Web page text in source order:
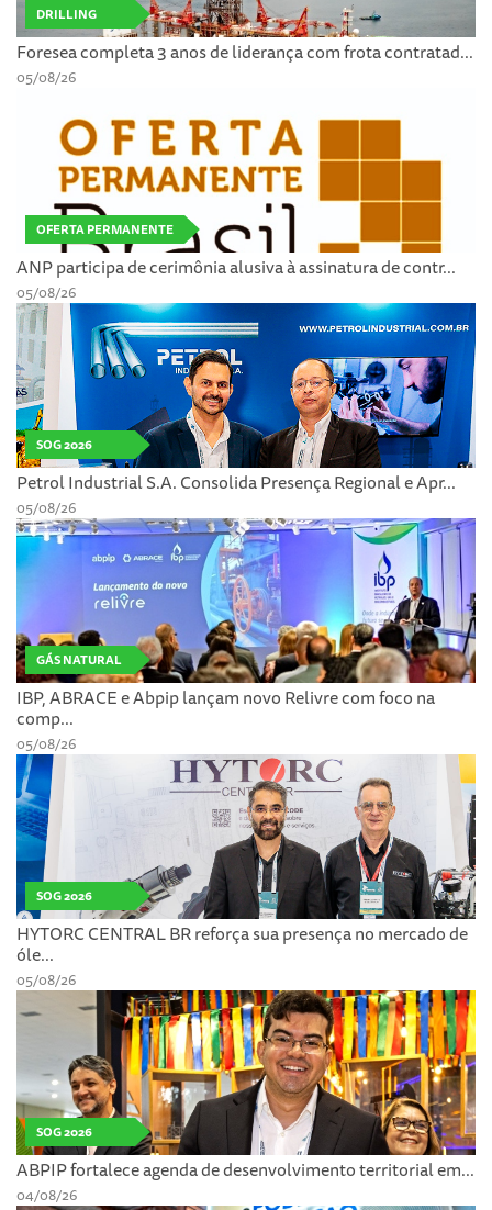
DRILLING
Foresea completa 3 anos de liderança com frota contratad...
05/08/26
OFERTA PERMANENTE
ANP participa de cerimônia alusiva à assinatura de contr...
05/08/26
SOG 2026
Petrol Industrial S.A. Consolida Presença Regional e Apr...
05/08/26
GÁS NATURAL
IBP, ABRACE e Abpip lançam novo Relivre com foco na
comp...
05/08/26
SOG 2026
HYTORC CENTRAL BR reforça sua presença no mercado de
óle...
05/08/26
SOG 2026
ABPIP fortalece agenda de desenvolvimento territorial em...
04/08/26